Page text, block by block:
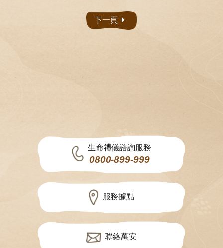
下一頁
生命禮儀諮詢服務
0800-899-999
服務據點
聯絡萬安